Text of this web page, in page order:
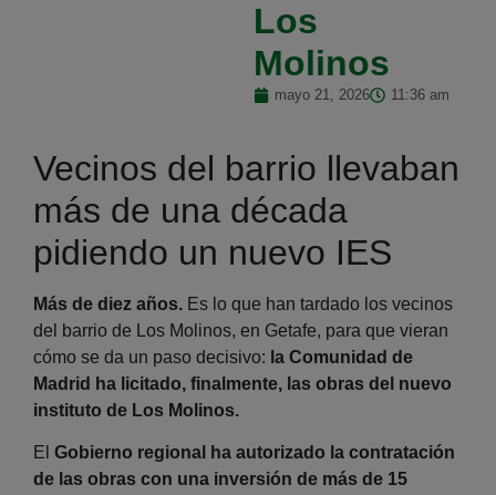
Los
Molinos
mayo 21, 2026 11:36 am
Vecinos del barrio llevaban
más de una década
pidiendo un nuevo IES
Más de diez años. Es lo que han tardado los vecinos
del barrio de Los Molinos, en Getafe, para que vieran
cómo se da un paso decisivo: la Comunidad de
Madrid ha licitado, finalmente, las obras del nuevo
instituto de Los Molinos.
El Gobierno regional ha autorizado la contratación
de las obras con una inversión de más de 15